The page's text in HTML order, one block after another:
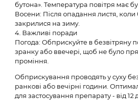
бутона». Температура повітря має
Восени: Після опадання листя,
закрилися на зиму.
4. Важливі поради
Погода: Обприскуйте в безвітряну
зранку або ввечері, щоб не було
проміння.
Обприскування проводять у суху
ранкові або вечірні години.
для застосування препарату - від 12